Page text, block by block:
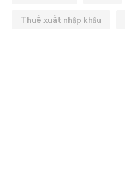
Thuế xuất nhập khẩu